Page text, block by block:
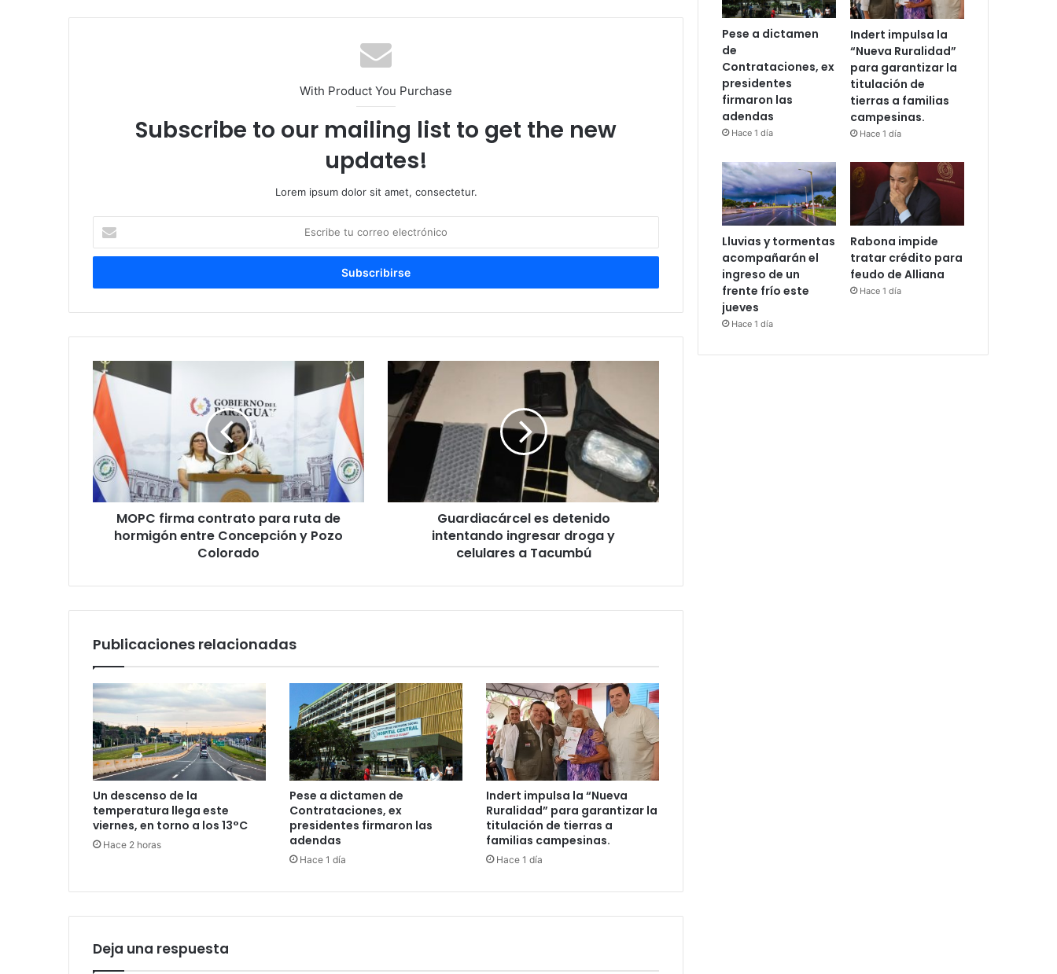
With Product You Purchase
Subscribe to our mailing list to get the new
updates!
Lorem ipsum dolor sit amet, consectetur.
correo
MOPC firma contrato para ruta de
hormigón entre Concepción y Pozo
Colorado
Guardiacárcel es detenido
intentando ingresar droga y
celulares a Tacumbú
Publicaciones relacionadas
Un descenso de la
temperatura llega este
viernes, en torno a los 13°C
Hace 2 horas
Pese a dictamen de
Contrataciones, ex
presidentes firmaron las
adendas
Hace 1 día
Indert impulsa la “Nueva
Ruralidad” para garantizar la
titulación de tierras a
familias campesinas.
Hace 1 día
Deja una respuesta
Pese a dictamen
de
Contrataciones, ex
presidentes
firmaron las
adendas
Hace 1 día
Indert impulsa la
“Nueva Ruralidad”
para garantizar la
titulación de
tierras a familias
campesinas.
Hace 1 día
Lluvias y tormentas
acompañarán el
ingreso de un
frente frío este
jueves
Hace 1 día
Rabona impide
tratar crédito para
feudo de Alliana
Hace 1 día